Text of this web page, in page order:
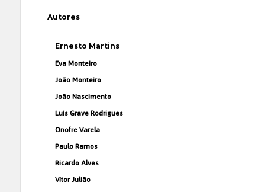
Autores
Ernesto Martins
Eva Monteiro
João Monteiro
João Nascimento
Luís Grave Rodrigues
Onofre Varela
Paulo Ramos
Ricardo Alves
Vítor Julião